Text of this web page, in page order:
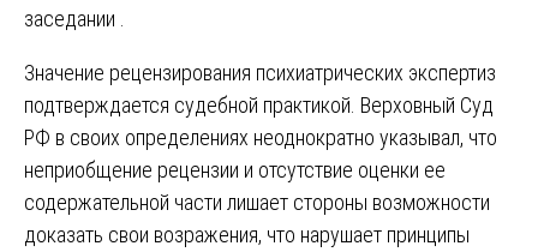
заседании .
Значение рецензирования психиатрических экспертиз
подтверждается судебной практикой. Верховный Суд
РФ в своих определениях неоднократно указывал, что
неприобщение рецензии и отсутствие оценки ее
содержательной части лишает стороны возможности
доказать свои возражения, что нарушает принципы